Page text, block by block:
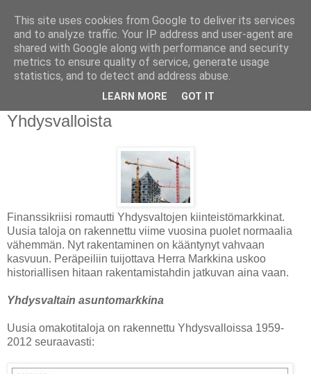
Rakennustarvikkeiden jakelija
Yhdysvalloista
Finanssikriisi romautti Yhdysvaltojen kiinteistömarkkinat.
Uusia taloja on rakennettu viime vuosina puolet normaalia
vähemmän. Nyt rakentaminen on kääntynyt vahvaan
kasvuun. Peräpeiliin tuijottava Herra Markkina uskoo
historiallisen hitaan rakentamistahdin jatkuvan aina vaan.
Yhdysvaltain asuntomarkkina
Uusia omakotitaloja on rakennettu Yhdysvalloissa 1959-
2012 seuraavasti:
This site uses cookies from Google to deliver its services
and to analyze traffic. Your IP address and user-agent are
shared with Google along with performance and security
metrics to ensure quality of service, generate usage
statistics, and to detect and address abuse.
LEARN MORE GOT IT